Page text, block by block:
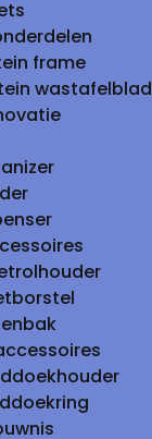
frame
wastafelblad